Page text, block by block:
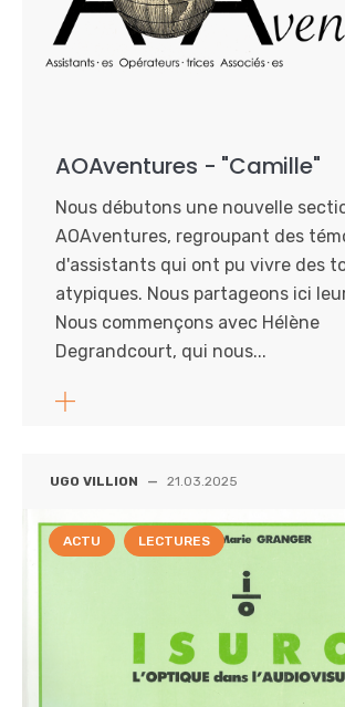
AOAventures - "Camille"
Nous débutons une nouvelle
AOAventures, regroupant des
d'assistants qui ont pu vivre des
atypiques. Nous partageons ici
Nous commençons avec Hélène
Degrandcourt, qui nous...
UGO VILLION — 21.03.2025
ACTU LECTURES